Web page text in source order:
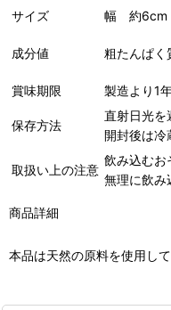
商品詳細
サイズ
幅 約
成分値 粗たんぱく
賞味期限 製造より1
保存方法
直射日光を
開封後は冷
取扱い上の注意
飲み込むお
無理に飲み
本品は天然の原料を使用し